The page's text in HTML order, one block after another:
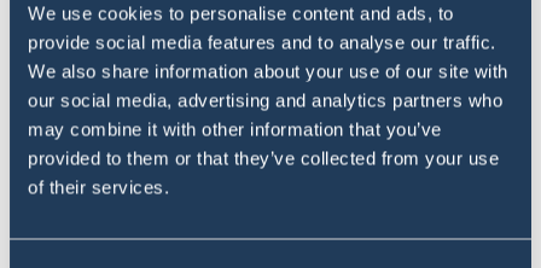
We use cookies to personalise content and ads, to
provide social media features and to analyse our traffic.
We also share information about your use of our site with
our social media, advertising and analytics partners who
may combine it with other information that you’ve
provided to them or that they’ve collected from your use
of their services.
#image_title #image_title